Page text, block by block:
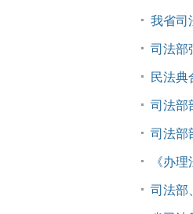
我省司
司法部
民法典
司法部
司法部
《办
司法部